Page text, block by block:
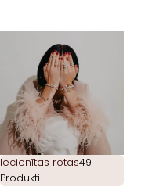
Iecienītas rotas49
Produkti